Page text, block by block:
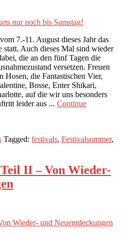
7.-11. August dieses Jahr das
Auch dieses Mal sind wieder
die an den fünf Tagen die
versetzen. Freuen
Hosen, die Fantastischen Vier,
Bosse, Enter Shikari,
auf die wir uns besonders
leider aus ... Continue
Tagged: festivals, Festivalsommer,
II – Von Wieder-